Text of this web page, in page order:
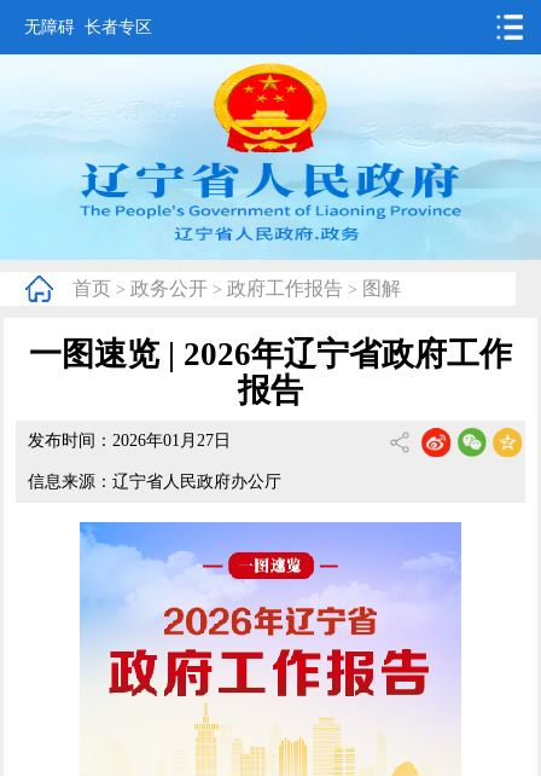
无障碍 长者专区
要闻动态
政务公开
互动交流
数据发布
首页 > 政务公开 > 政府工作报告 > 图解
一图速览 | 2026年辽宁省政府工作
报告
发布时间：2026年01月27日
信息来源：辽宁省人民政府办公厅